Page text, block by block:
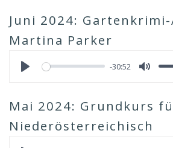
Juni 2024:
Martina Parker
-30:52
Mai 2024: Grundkurs
Niederösterreichisch